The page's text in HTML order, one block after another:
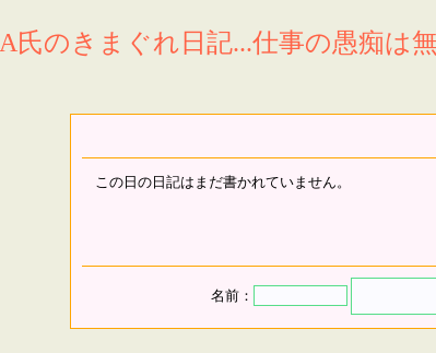
A氏のきまぐれ日記...仕事の愚痴は
この日の日記はまだ書かれていません。
名前：